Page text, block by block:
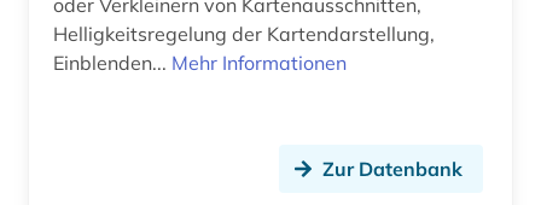
oder Verkleinern von Kartenausschnitten,
Helligkeitsregelung der Kartendarstellung,
Einblenden... Mehr Informationen
Zur Datenbank